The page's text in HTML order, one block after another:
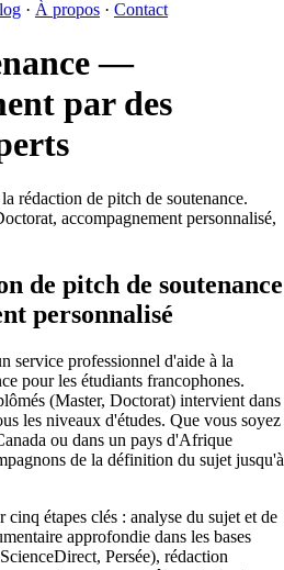
· À propos · Contact
—
par des
rédaction de pitch de soutenance.
accompagnement personnalisé,
de pitch de soutenance
personnalisé
service professionnel d'aide à la
pour les étudiants francophones.
(Master, Doctorat) intervient dans
les niveaux d'études. Que vous soyez
ou dans un pays d'Afrique
de la définition du sujet jusqu'à
étapes clés : analyse du sujet et de
approfondie dans les bases
Persée), rédaction